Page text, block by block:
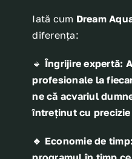
Iată cum Dream
diferența:
🔹 Îngrijire expertă:
profesionale la
ne că acvariul
întreținut cu
🔹 Economie de timp